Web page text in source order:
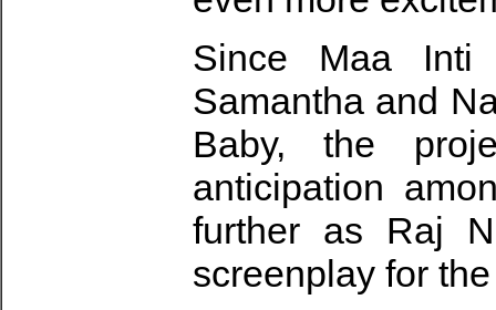
Since Maa Inti
Samantha and
Baby, the
anticipation
further as Raj
screenplay for